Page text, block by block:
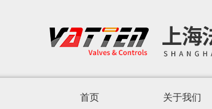
首页 关于我们